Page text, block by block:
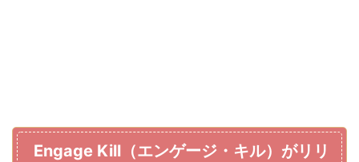
Engage Kill（エンゲージ・キル）がリリ